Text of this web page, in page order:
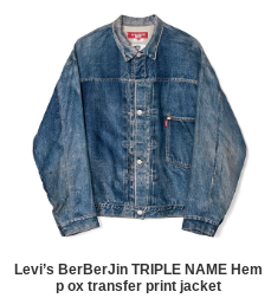
Levi’s BerBerJin TRIPLE NAME Hem
p ox transfer print jacket